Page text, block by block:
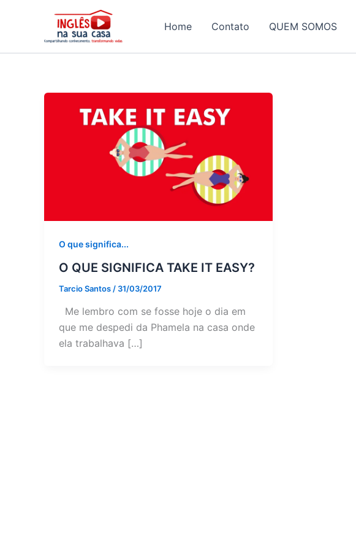
conteúdo
Home Contato QUEM SOMOS
O que significa...
O QUE SIGNIFICA TAKE IT EASY?
Tarcio Santos / 31/03/2017
Me lembro com se fosse hoje o dia em
que me despedi da Phamela na casa onde
ela trabalhava […]